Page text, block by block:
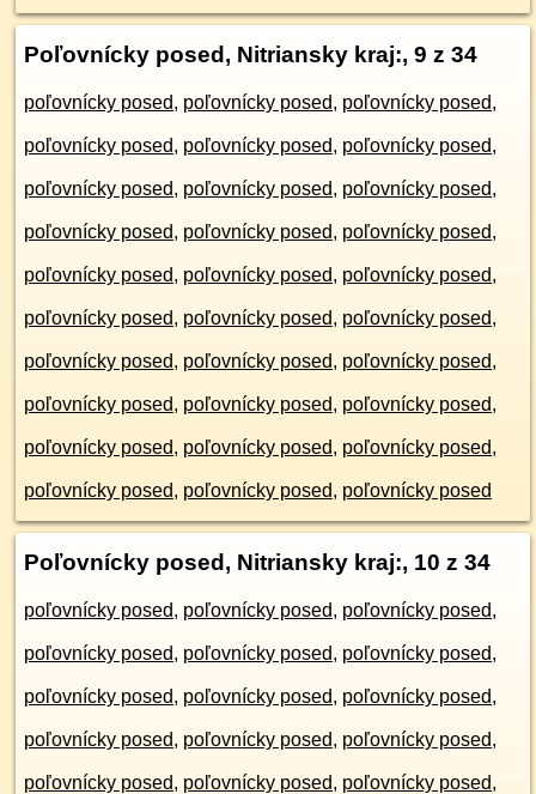
Poľovnícky posed, Nitriansky kraj:, 9 z 34
poľovnícky posed, poľovnícky posed, poľovnícky posed,
poľovnícky posed, poľovnícky posed, poľovnícky posed,
poľovnícky posed, poľovnícky posed, poľovnícky posed,
poľovnícky posed, poľovnícky posed, poľovnícky posed,
poľovnícky posed, poľovnícky posed, poľovnícky posed,
poľovnícky posed, poľovnícky posed, poľovnícky posed,
poľovnícky posed, poľovnícky posed, poľovnícky posed,
poľovnícky posed, poľovnícky posed, poľovnícky posed,
poľovnícky posed, poľovnícky posed, poľovnícky posed,
poľovnícky posed, poľovnícky posed, poľovnícky posed
Poľovnícky posed, Nitriansky kraj:, 10 z 34
poľovnícky posed, poľovnícky posed, poľovnícky posed,
poľovnícky posed, poľovnícky posed, poľovnícky posed,
poľovnícky posed, poľovnícky posed, poľovnícky posed,
poľovnícky posed, poľovnícky posed, poľovnícky posed,
poľovnícky posed, poľovnícky posed, poľovnícky posed,